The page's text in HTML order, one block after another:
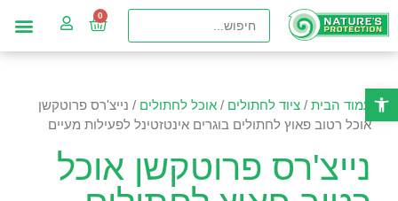
פתח סרגל נגישות
עמוד הבית / ציוד לחתולים / אוכל לחתולים / נייצ'רס פרוטקשן
אוכל רטוב פאוץ לחתולים בוגרים אינטזטינל לפעילות מעיים
נייצ'רס פרוטקשן אוכל